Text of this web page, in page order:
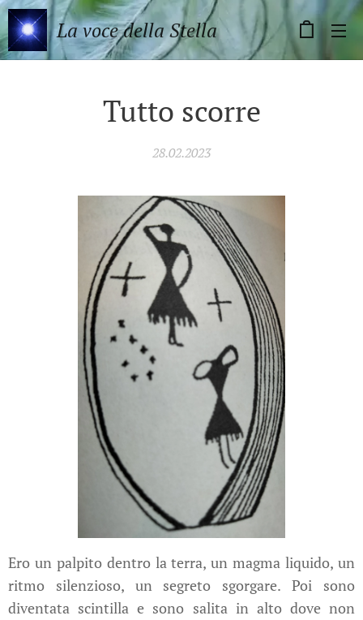
La voce della Stella
Tutto scorre
28.02.2023
Ero un palpito dentro la terra, un magma liquido, un
ritmo silenzioso, un segreto sgorgare. Poi sono
diventata scintilla e sono salita in alto dove non